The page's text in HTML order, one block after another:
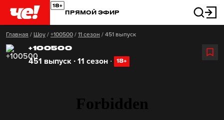
ПРЯМОЙ ЭФИР
Главная / Шоу / +100500 / 11 сезон / 451 выпуск
+100500
451 выпуск ∙ 11 сезон ∙ 18+